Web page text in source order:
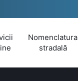
Nomenclatura
stradală